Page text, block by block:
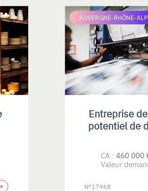
AUVERGNE-RHÔNE-
Entreprise
potentiel de
CA : 460 000
Valeur
N°17968